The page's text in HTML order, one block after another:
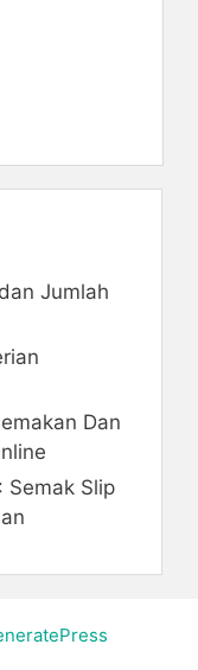
Jumlah
Dan
Semak Slip